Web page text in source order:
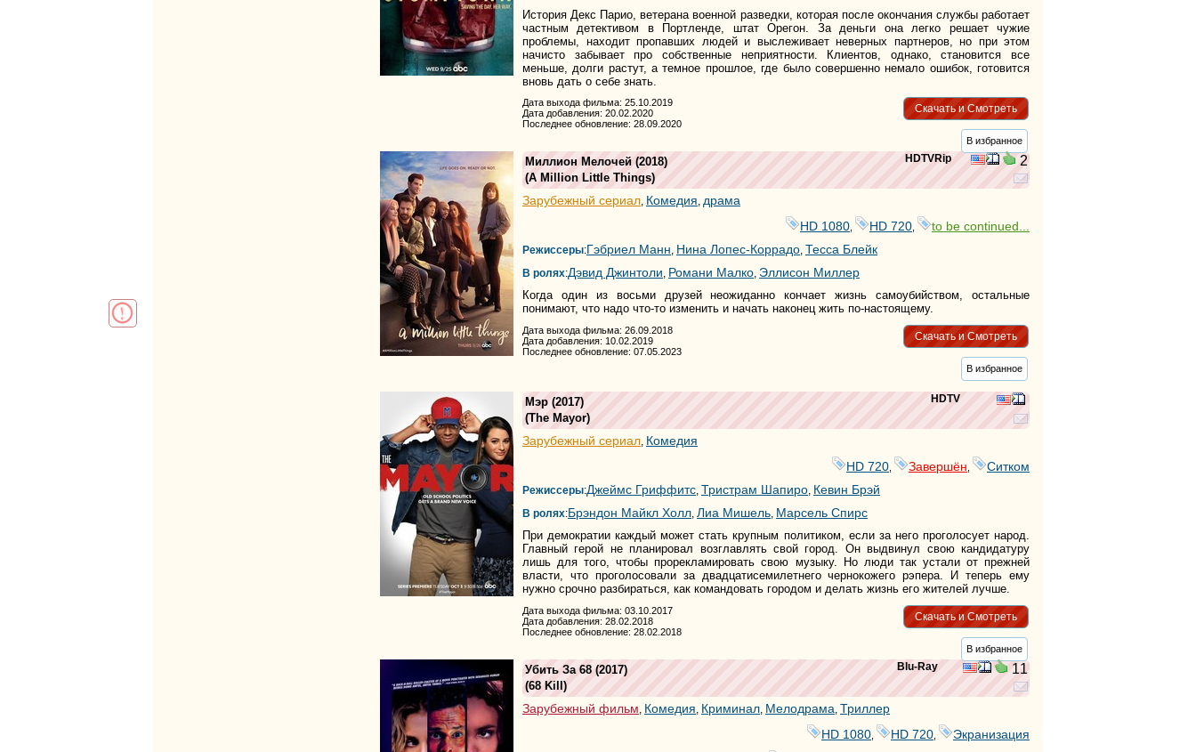
История Декс Парио, ветерана военной разведки, которая после окончания службы работает
частным детективом в Портленде, штат Орегон. За деньги она легко решает чужие
проблемы, находит пропавших людей и выслеживает неверных партнеров, но при этом
начисто забывает про собственные неприятности. Клиентов, однако, становится все
меньше, долги растут, а темное прошлое, где было совершенно немало ошибок, готовится
вновь дать о себе знать.
Скачать и Смотреть
Дата выхода фильма: 25.10.2019
Дата добавления: 20.02.2020
Последнее обновление: 28.09.2020
В избранное
HDTVRip 2
Миллион Мелочей (2018)
(A Million Little Things)
Зарубежный сериал, Комедия, драма
HD 1080, HD 720, to be continued...
Режиссеры:Гэбриел Манн, Нина Лопес-Коррадо, Тесса Блейк
В ролях:Дэвид Джинтоли, Романи Малко, Эллисон Миллер
Когда один из восьми друзей неожиданно кончает жизнь самоубийством, остальные
понимают, что надо что-то изменить и начать наконец жить по-настоящему.
Скачать и Смотреть
Дата выхода фильма: 26.09.2018
Дата добавления: 10.02.2019
Последнее обновление: 07.05.2023
В избранное
HDTV
Мэр (2017)
(The Mayor)
Зарубежный сериал, Комедия
HD 720, Завершён, Ситком
Режиссеры:Джеймс Гриффитс, Тристрам Шапиро, Кевин Брэй
В ролях:Брэндон Майкл Холл, Лиа Мишель, Марсель Спирс
При демократии каждый может стать крупным политиком, если за него проголосует народ.
Главный герой не планировал возглавлять свой город. Он выдвинул свою кандидатуру
лишь для того, чтобы прорекламировать свою музыку. Но люди так устали от прежней
власти, что проголосовали за двадцатисемилетнего чернокожего рэпера. И теперь ему
нужно срочно разбираться, как командовать городом и делать жизнь его жителей лучше.
Скачать и Смотреть
Дата выхода фильма: 03.10.2017
Дата добавления: 28.02.2018
Последнее обновление: 28.02.2018
В избранное
Blu-Ray 11
Убить За 68 (2017)
(68 Kill )
Зарубежный фильм, Комедия, Криминал, Мелодрама, Триллер
HD 1080
HD 720 Экранизация